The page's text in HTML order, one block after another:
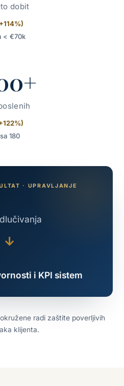
dobit
< €70k
sa 180
· UPRAVLJANJE
→
i KPI sistem
radi zaštite poverljivih
klijenta.